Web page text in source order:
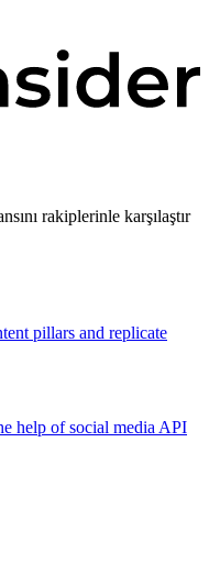
rakiplerinle karşılaştır
pillars and replicate
help of social media API